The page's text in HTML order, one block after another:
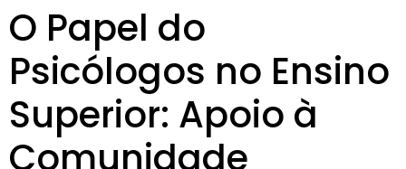
O Papel do
Psicólogos no Ensino
Superior: Apoio à
Comunidade